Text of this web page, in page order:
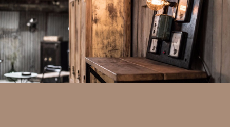
Your content goes here. Edit or remove this text inline
or in the module Content settings. You can also style
every aspect of this content in the module Design
settings and even apply custom CSS to this text in the
module Advanced settings.